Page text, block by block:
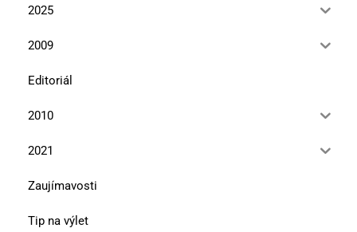
2025
2009
Editoriál
2010
2021
Zaujímavosti
Tip na výlet